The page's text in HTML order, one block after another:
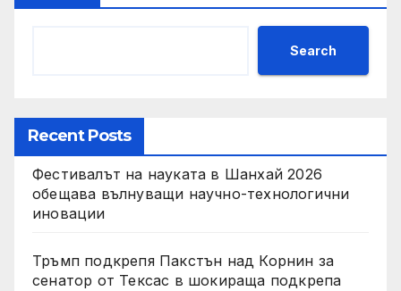
Search
Recent Posts
Фестивалът на науката в Шанхай 2026
обещава вълнуващи научно-технологични
иновации
Тръмп подкрепя Пакстън над Корнин за
сенатор от Тексас в шокираща подкрепа